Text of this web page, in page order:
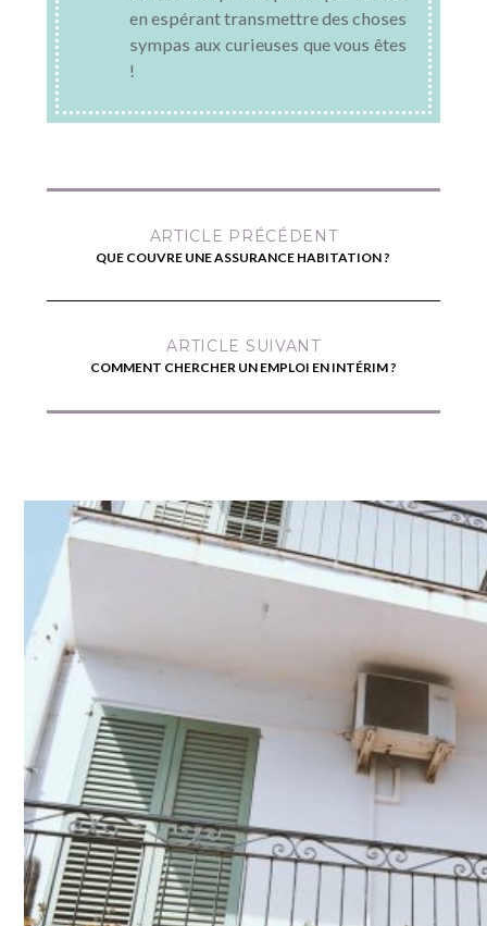
en espérant transmettre des choses
sympas aux curieuses que vous êtes
!
ARTICLE PRÉCÉDENT
QUE COUVRE UNE ASSURANCE HABITATION ?
ARTICLE SUIVANT
COMMENT CHERCHER UN EMPLOI EN INTÉRIM ?